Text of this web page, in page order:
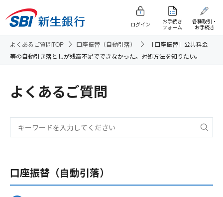
ログイン
お手続き
フォーム
各種取引・
お手続き
よくあるご質問TOP 口座振替（自動引落）
［口座振替］公共料金
等の自動引き落としが残高不足でできなかった。対処方法を知りたい。
よくあるご質問
口座振替（自動引落）